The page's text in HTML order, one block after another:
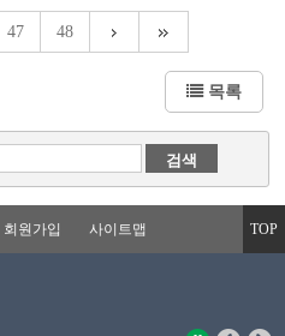
47 48
목록
회원가입 사이트맵 TOP